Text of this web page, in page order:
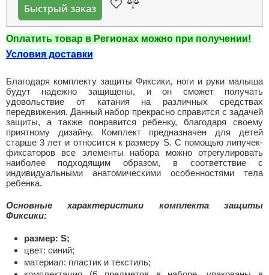
Быстрый заказ
Оплатить товар в Регионах можно при получении!
Условия доставки
Благодаря комплекту защиты Фиксики, ноги и руки малыша
будут надежно защищены, и он сможет получать
удовольствие от катания на различных средствах
передвижения. Данный набор прекрасно справится с задачей
защиты, а также понравится ребенку, благодаря своему
приятному дизайну. Комплект предназначен для детей
старше 3 лет и относится к размеру S. С помощью липучек-
фиксаторов все элементы набора можно отрегулировать
наиболее подходящим образом, в соответствие с
индивидуальными анатомическими особенностями тела
ребенка.
Основные характеристики комплекта защиты
Фиксики:
размер: S;
цвет: синий;
материал: пластик и текстиль;